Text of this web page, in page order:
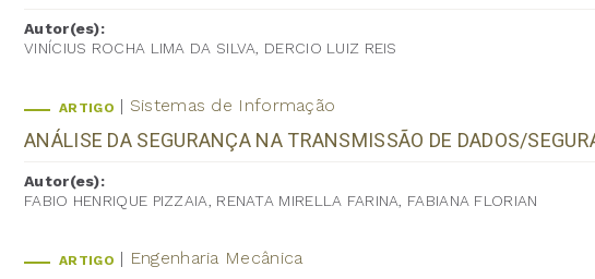
Autor(es):
VINÍCIUS ROCHA LIMA DA SILVA, DERCIO LUIZ REIS
ARTIGO Sistemas de Informação
ANÁLISE DA SEGURANÇA NA TRANSMISSÃO DE DADOS/
Autor(es):
FABIO HENRIQUE PIZZAIA, RENATA MIRELLA FARINA, FABIANA FLORIAN
ARTIGO Engenharia Mecânica